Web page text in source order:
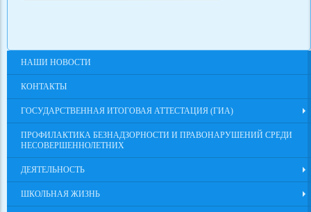
НАШИ НОВОСТИ
КОНТАКТЫ
ГОСУДАРСТВЕННАЯ ИТОГОВАЯ АТТЕСТАЦИЯ (ГИА)
ПРОФИЛАКТИКА БЕЗНАДЗОРНОСТИ И ПРАВОНАРУШЕНИЙ СРЕДИ
НЕСОВЕРШЕННОЛЕТНИХ
ДЕЯТЕЛЬНОСТЬ
ШКОЛЬНАЯ ЖИЗНЬ